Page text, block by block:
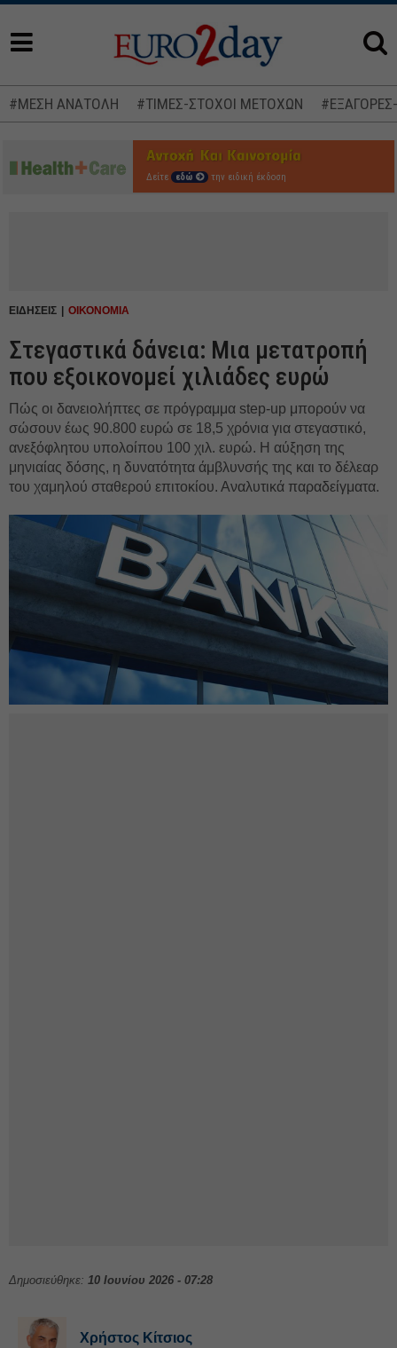
#ΜΕΣΗ ΑΝΑΤΟΛΗ #ΤΙΜΕΣ-ΣΤΟΧΟΙ ΜΕΤΟΧΩΝ
Δείτε εδώ την ειδική έκδοση
ΕΙΔΗΣΕΙΣ ΟΙΚΟΝΟΜΙΑ
Στεγαστικά δάνεια: Μια μετατροπή
που εξοικονομεί χιλιάδες ευρώ
Πώς οι δανειολήπτες σε πρόγραμμα step-up μπορούν να
σώσουν έως 90.800 ευρώ σε 18,5 χρόνια για στεγαστικό,
ανεξόφλητου υπολοίπου 100 χιλ. ευρώ. Η αύξηση της
μηνιαίας δόσης, η δυνατότητα άμβλυνσής της και το δέλεαρ
του χαμηλού σταθερού επιτοκίου. Αναλυτικά παραδείγματα.
Δημοσιεύθηκε: 10 Ιουνίου 2026 - 07:28
Χρήστος Κίτσιος